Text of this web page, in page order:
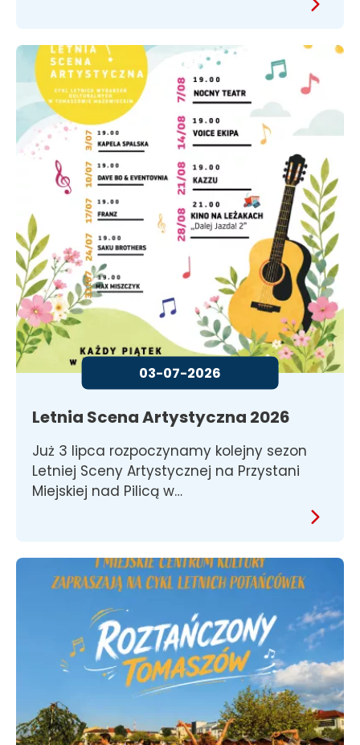
03-07-2026
Letnia Scena Artystyczna 2026
Już 3 lipca rozpoczynamy kolejny sezon
Letniej Sceny Artystycznej na Przystani
Miejskiej nad Pilicą w…